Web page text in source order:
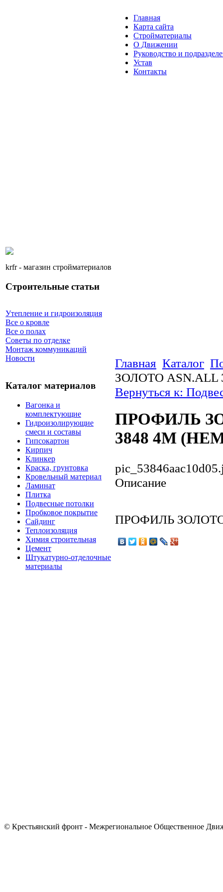
krfr - магазин стройматериалов
Строительные статьи
Утепление и гидроизоляция
Все о кровле
Все о полах
Советы по отделке
Монтаж коммуникаций
Новости
Каталог материалов
Вагонка и
комплектующие
Гидроизолирующие
смеси и составы
Гипсокартон
Кирпич
Клинкер
Краска, грунтовка
Кровельный материал
Ламинат
Плитка
Подвесные потолки
Пробковое покрытие
Сайдинг
Теплоизоляция
Химия строительная
Цемент
Штукатурно-отделочные
материалы
Главная
Карта сайта
Стройматериалы
О Движении
Руководство и
Устав
Контакты
Главная Каталог
ЗОЛОТО ASN.ALL
Вернуться к:
ПРОФИЛЬ
3848 4М
Описание
ПРОФИЛЬ ЗОЛОТО
© Крестьянский фронт - Межрегиональное Общественное